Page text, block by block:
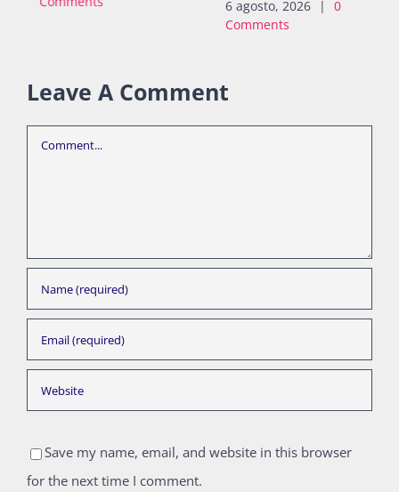
6 agosto, 2026 |
0
Comments
Leave A Comment
Comment
Save my name, email, and website in this browser
for the next time I comment.